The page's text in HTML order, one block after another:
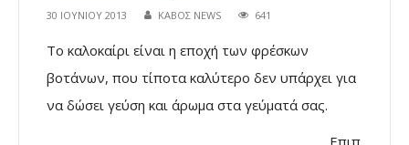
30 ΙΟΥΝΊΟΥ 2013 ΚΑΒΟΣ NEWS 641
Το καλοκαίρι είναι η εποχή των φρέσκων
βοτάνων, που τίποτα καλύτερο δεν υπάρχει για
να δώσει γεύση και άρωμα στα γεύματά σας.